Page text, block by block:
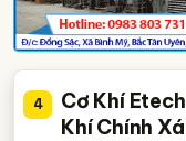
4
Cơ Khí
Khí Chính